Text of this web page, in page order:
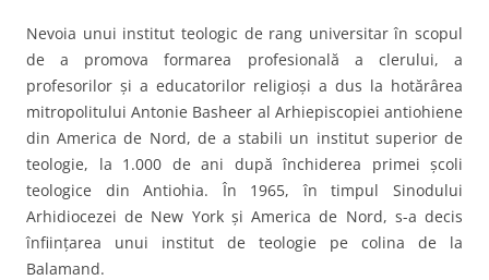
Nevoia unui institut teologic de rang universitar în scopul
de a promova formarea profesională a clerului, a
profesorilor şi a educatorilor religioşi a dus la hotărârea
mitropolitului Antonie Basheer al Arhiepiscopiei antiohiene
din America de Nord, de a stabili un institut superior de
teologie, la 1.000 de ani după închiderea primei şcoli
teologice din Antiohia. În 1965, în timpul Sinodului
Arhidiocezei de New York şi America de Nord, s-a decis
înfiinţarea unui institut de teologie pe colina de la
Balamand.